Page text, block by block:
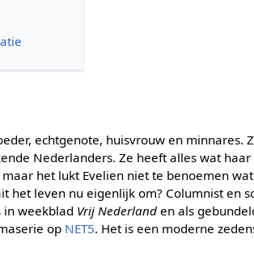
echtgenote, huisvrouw en minnares.
Nederlanders. Ze heeft alles wat
het lukt Evelien niet te benoemen
het leven nu eigenlijk om? Columnist en
in weekblad Vrij Nederland en als
op NET5. Het is een moderne